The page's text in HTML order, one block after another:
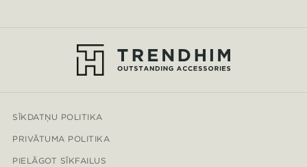
SĪKDATŅU POLITIKA
PRIVĀTUMA POLITIKA
PIELĀGOT SĪKFAILUS